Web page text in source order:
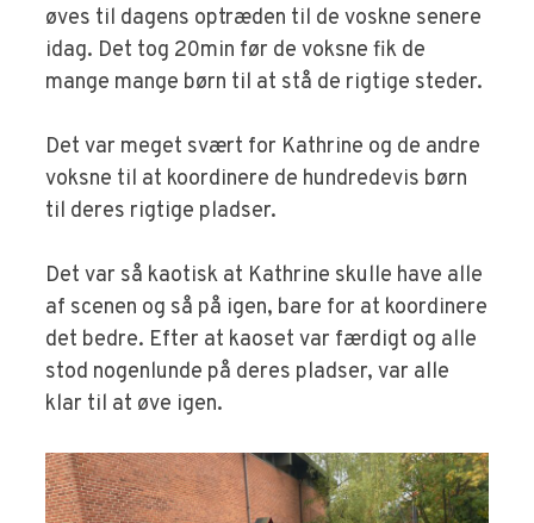
øves til dagens optræden til de voskne senere
idag. Det tog 20min før de voksne fik de
mange mange børn til at stå de rigtige steder.
Det var meget svært for Kathrine og de andre
voksne til at koordinere de hundredevis børn
til deres rigtige pladser.
Det var så kaotisk at Kathrine skulle have alle
af scenen og så på igen, bare for at koordinere
det bedre. Efter at kaoset var færdigt og alle
stod nogenlunde på deres pladser, var alle
klar til at øve igen.